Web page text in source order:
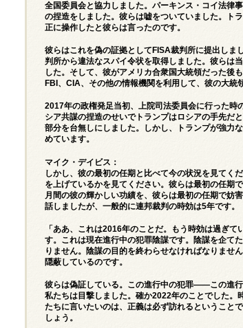
全国委員会と協力しました。パーキンス・コイ法律
の捏造をしました。彼らは嘘をついていました。ト
正に操作したと彼らは言ったのです。
彼らはこれを偽の証拠としてFISA裁判所に提出しま
判所から違法なスパイ令状を取得しました。彼らは
した。そして、彼がアメリカ合衆国大統領だった後
FBI、CIA、その他の情報機関を利用して、彼の大統
2017年の政権発足当初、上院司法委員会に行った時
シア共謀の捏造のせいでトランプはロシアの手先だ
部分を台無しにしました。しかし、トランプが強力
めています。
マイク・デイビス：
しかし、彼の最初の任期と比べて今の状況を見てく
を上げているかを見てください。彼らは最初の任期
月間の彼の輝かしい功績を、彼らは最初の任期で妨
話しましたが、一般的に連邦裁判の時効は5年です。
「ああ、これは2016年のことだ。もう時効は過ぎ
す。これは現在進行中の犯罪陰謀です。陰謀を企て
りません。陰謀の目的を終わらせなければなりませ
隠蔽しているのです。
彼らは偽証している。この進行中の犯罪――この進
私たちは目撃しました。確か2022年のことでした。
たちに言いたいのは、正義は必ず訪れるということ
しょう。